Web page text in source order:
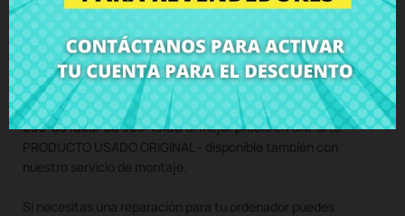
con tornillos incluidos
CompraBisagra derecha Lenovo B50-30 B50-45 B50-70
B50-80 IdeaPad 305-15IBDal mejor precio en CRParts -
PRODUCTO USADO ORIGINAL - disponible también con
nuestro servicio de montaje.
Si necesitas una reparación para tu ordenador puedes